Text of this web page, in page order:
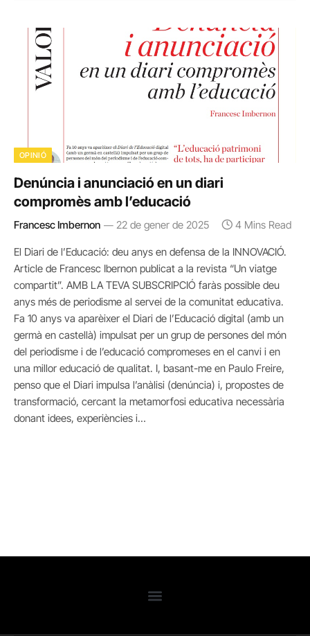
OPINIÓ
Denúncia i anunciació en un diari
compromès amb l’educació
Francesc Imbernon 22 de gener de 2025 4 Mins Read
El Diari de l’Educació: deu anys en defensa de la INNOVACIÓ.
Article de Francesc Ibernon publicat a la revista “Un viatge
compartit”. AMB LA TEVA SUBSCRIPCIÓ faràs possible deu
anys més de periodisme al servei de la comunitat educativa.
Fa 10 anys va aparèixer el Diari de l’Educació digital (amb un
germà en castellà) impulsat per un grup de persones del món
del periodisme i de l’educació compromeses en el canvi i en
una millor educació de qualitat. I, basant-me en Paulo Freire,
penso que el Diari impulsa l’anàlisi (denúncia) i, propostes de
transformació, cercant la metamorfosi educativa necessària
donant idees, experiències i…